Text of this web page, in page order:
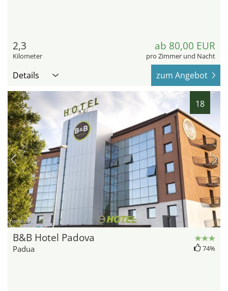
2,3
Kilometer
ab 80,00 EUR
pro Zimmer und Nacht
Details zum Angebot
18
hotel.de
B&B Hotel Padova
Padua 74%